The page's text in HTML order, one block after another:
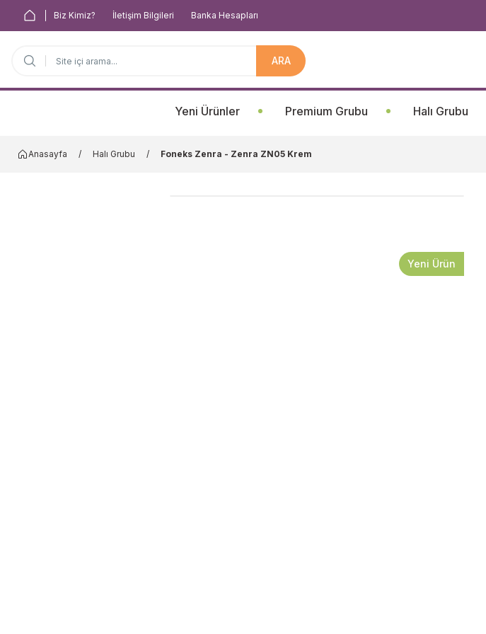
Biz Kimiz? İletişim Bilgileri Banka Hesapları
ARA
Yeni Ürünler Premium Grubu Halı Grubu
Anasayfa Halı Grubu Foneks Zenra - Zenra ZN05 Krem
Yeni Ürün